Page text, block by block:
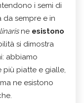
i semi di
sempre e in
ne esistono
si dimostra
abbiamo
piatte e gialle,
ne esistono